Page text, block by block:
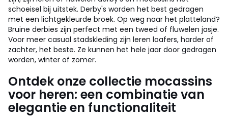
schoeisel bij uitstek. Derby's worden het best gedragen
met een lichtgekleurde broek. Op weg naar het platteland?
Bruine derbies zijn perfect met een tweed of fluwelen jasje.
Voor meer casual stadskleding zijn leren loafers, harder of
zachter, het beste. Ze kunnen het hele jaar door gedragen
worden, winter of zomer.
Ontdek onze collectie mocassins
voor heren: een combinatie van
elegantie en functionaliteit